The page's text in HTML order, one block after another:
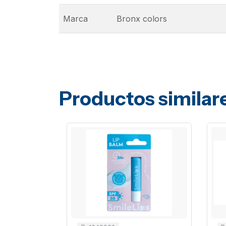
Marca Bronx colors
Productos